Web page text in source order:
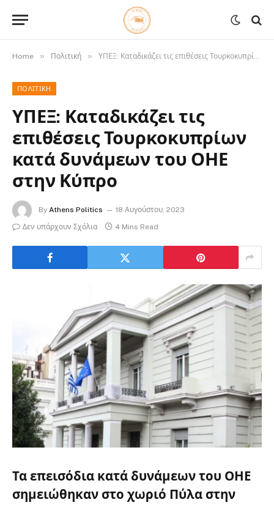
Home » Πολιτική » ΥΠΕΞ: Καταδικάζει τις επιθέσεις Τουρκοκυπρίων κατά δυνάμεων του ΟΗΕ στην Κύπρο
ΠΟΛΙΤΙΚΉ
ΥΠΕΞ: Καταδικάζει τις
επιθέσεις Τουρκοκυπρίων
κατά δυνάμεων του ΟΗΕ
στην Κύπρο
By Athens Politics
18 Αυγούστου, 2023
Δεν υπάρχουν Σχόλια
4 Mins Read
Τα επεισόδια κατά δυνάμεων του ΟΗΕ
σημειώθηκαν στο χωριό Πύλα στην